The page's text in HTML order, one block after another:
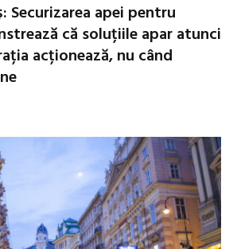
apei pentru
că soluțiile apar atunci
acționează, nu când